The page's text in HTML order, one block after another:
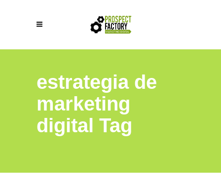
estrategia de
marketing
digital Tag